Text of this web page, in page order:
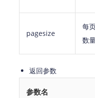
pagesize
每
数
返回参数
参数名